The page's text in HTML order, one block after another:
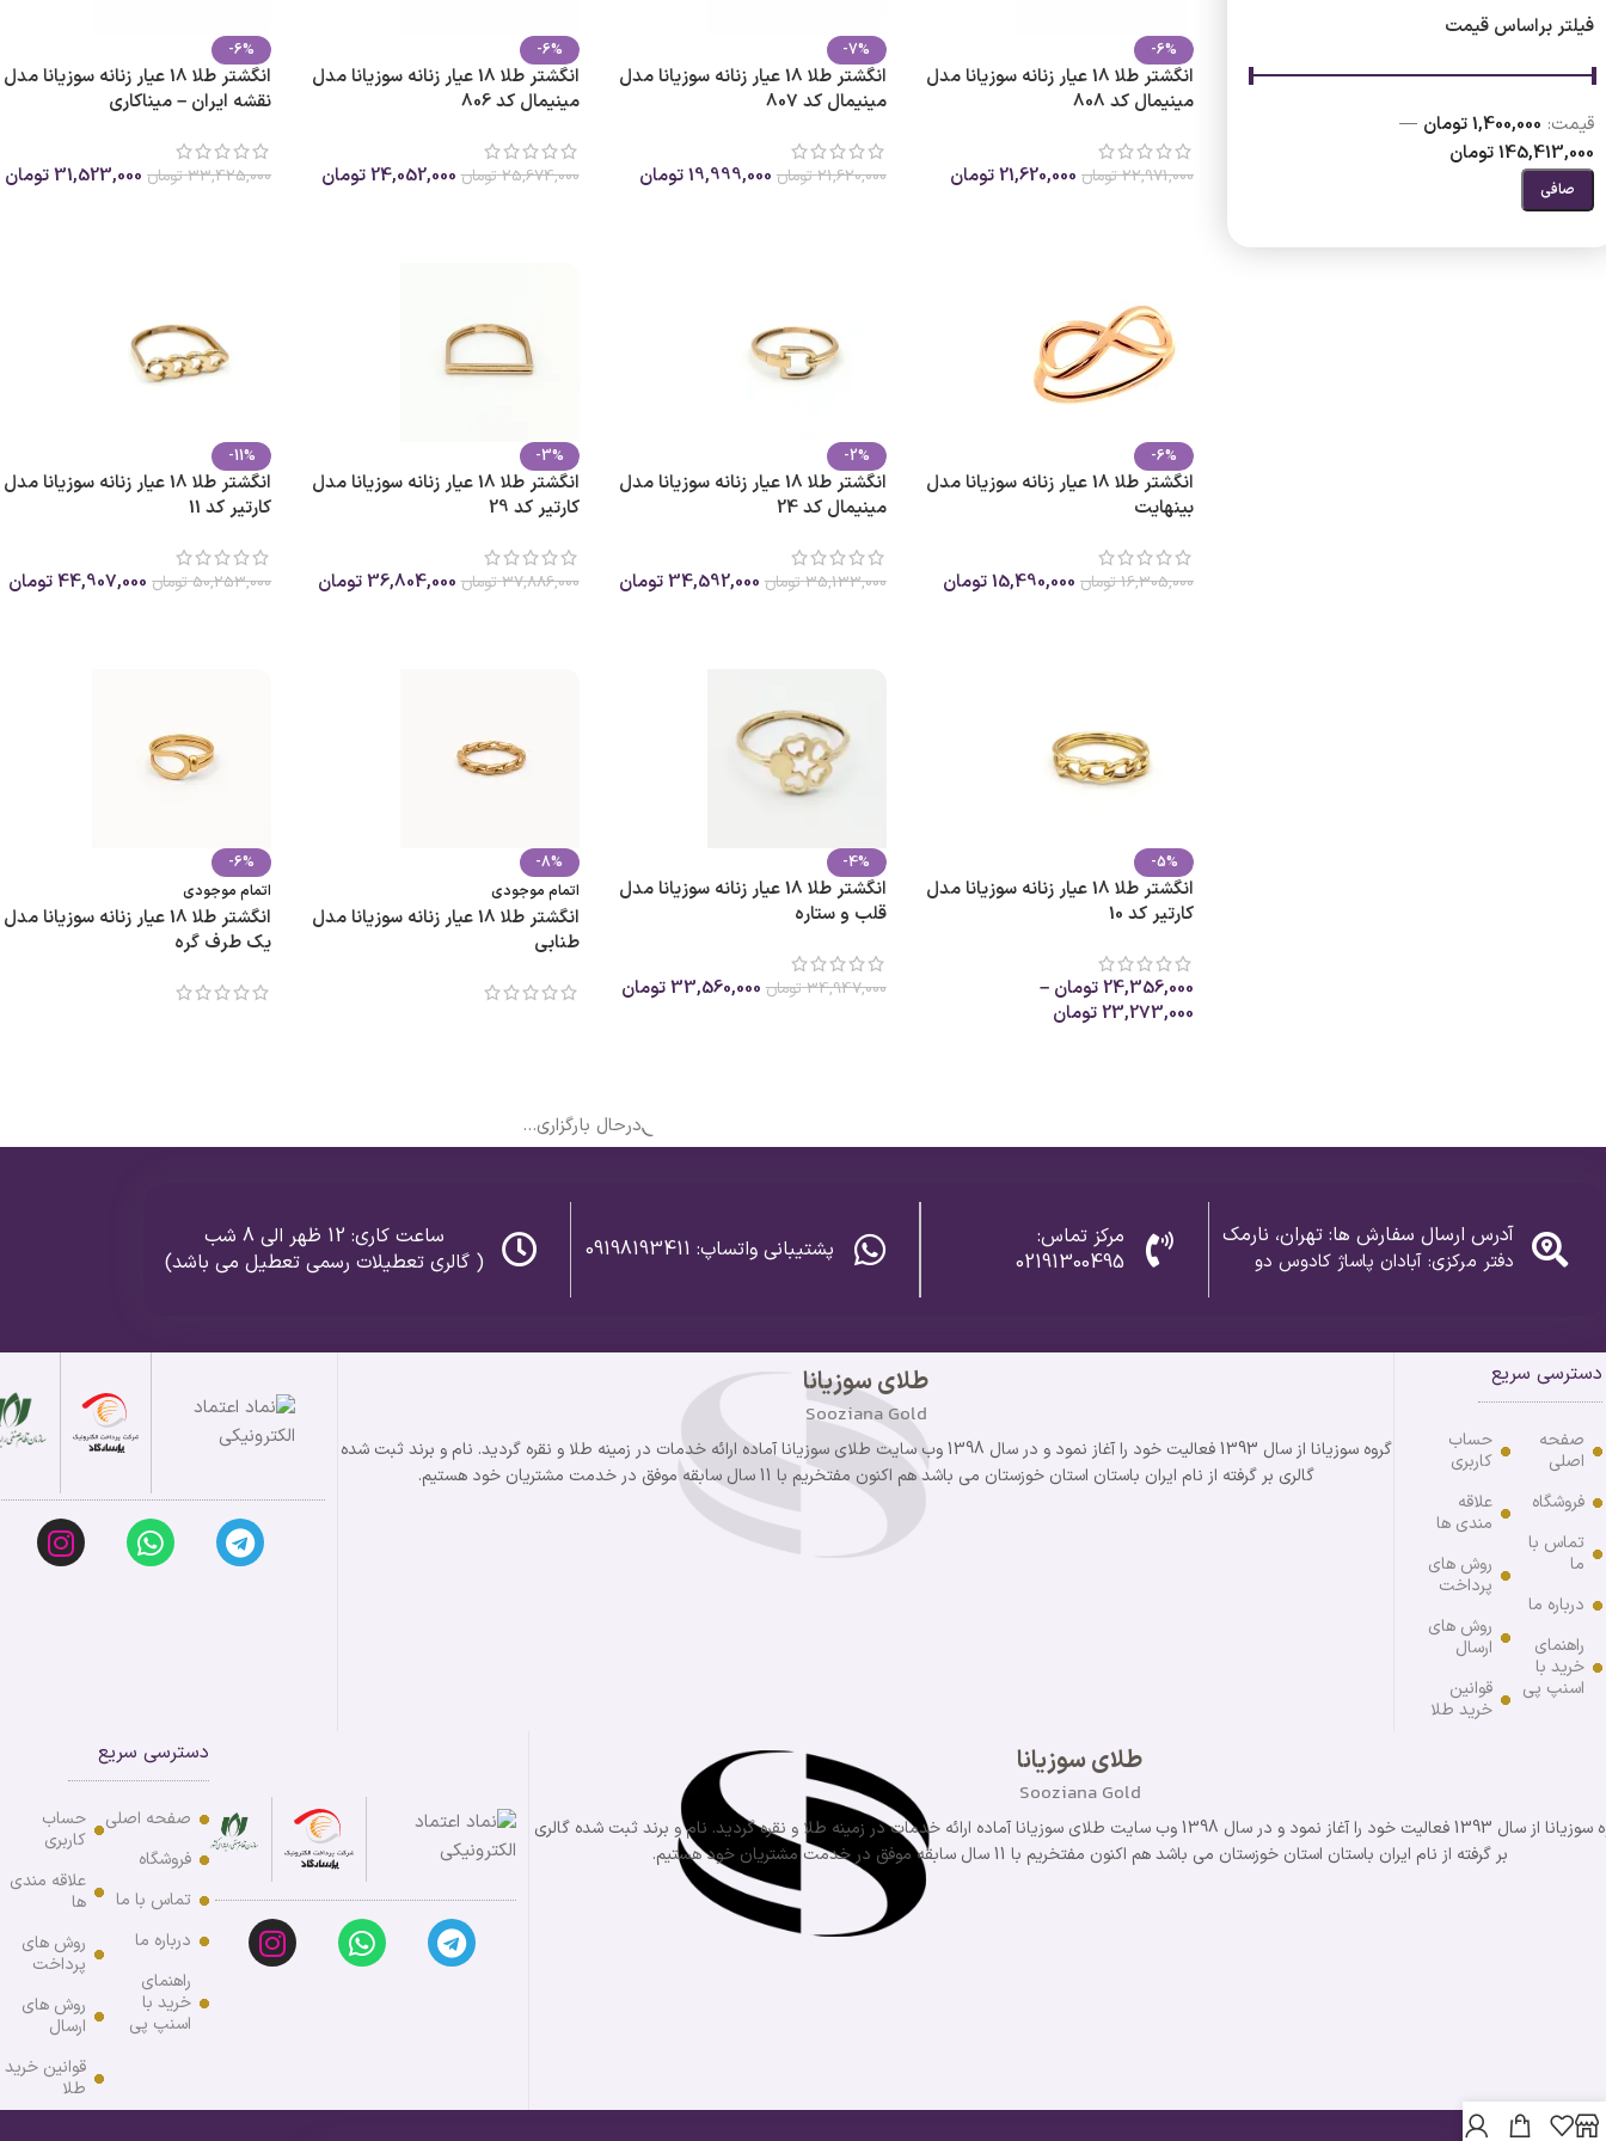
فیلتر براساس قیمت
صافی
قيمت: 1,400,000 تومان
—
145,413,000 تومان
-6%
انگشتر طلا 18 عیار زنانه سوزیانا مدل
مینیمال کد 808
22,971,000تومان 21,620,000تومان
-7%
انگشتر طلا 18 عیار زنانه سوزیانا مدل
مینیمال کد 807
21,620,000تومان 19,999,000تومان
-6%
انگشتر طلا 18 عیار زنانه سوزیانا مدل
مینیمال کد 806
25,674,000تومان 24,052,000تومان
-6%
انگشتر طلا 18 عیار زنانه سوزیانا مدل
نقشه ایران – میناکاری
33,425,000تومان 31,523,000تومان
-6%
انگشتر طلا 18 عیار زنانه سوزیانا مدل
بینهایت
16,305,000تومان 15,490,000تومان
-2%
انگشتر طلا 18 عیار زنانه سوزیانا مدل
مینیمال کد 24
35,133,000تومان 34,592,000تومان
-3%
انگشتر طلا 18 عیار زنانه سوزیانا مدل
کارتیر کد 29
37,886,000تومان 36,804,000تومان
-11%
انگشتر طلا 18 عیار زنانه سوزیانا مدل
کارتیر کد 11
50,253,000تومان 44,907,000تومان
-5%
انگشتر طلا 18 عیار زنانه سوزیانا مدل
کارتیر کد 10
24,356,000تومان –
23,273,000تومان
-4%
انگشتر طلا 18 عیار زنانه سوزیانا مدل
قلب و ستاره
34,947,000تومان 33,560,000تومان
-8%
اتمام موجودی
انگشتر طلا 18 عیار زنانه سوزیانا مدل
طنابی
-6%
اتمام موجودی
انگشتر طلا 18 عیار زنانه سوزیانا مدل
یک طرف گره
درحال بارگزاری...
آدرس ارسال سفارش ها: تهران، نارمک
دفتر مرکزی: آبادان پاساژ کادوس دو
مرکز تماس:
02191300495
پشتیبانی واتساپ: 09198193411
ساعت کاری: 12 ظهر الی 8 شب
( گالری تعطیلات رسمی تعطیل می باشد)
دسترسی سریع
صفحه
اصلی
فروشگاه
تماس با
ما
درباره ما
راهنمای
خرید با
اسنپ پی
حساب
کاربری
علاقه
مندی ها
روش های
پرداخت
روش های
ارسال
قوانین
خرید طلا
طلای سوزیانا
Sooziana Gold
گروه سوزیانا از سال 1393 فعالیت خود را آغاز نمود و در سال 1398 وب سایت طلای سوزیانا آماده ارائه خدمات در زمینه طلا و نقره گردید. نام و برند ثبت شده
گالری بر گرفته از نام ایران باستان استان خوزستان می باشد هم اکنون مفتخریم با 11 سال سابقه موفق در خدمت مشتریان خود هستیم.
طلای سوزیانا
Sooziana Gold
گروه سوزیانا از سال 1393 فعالیت خود را آغاز نمود و در سال 1398 وب سایت طلای سوزیانا آماده ارائه خدمات در زمینه طلا و نقره گردید. نام و برند ثبت شده گالری
بر گرفته از نام ایران باستان استان خوزستان می باشد هم اکنون مفتخریم با 11 سال سابقه موفق در خدمت مشتریان خود هستیم.
دسترسی سریع
صفحه اصلی
فروشگاه
تماس با ما
درباره ما
راهنمای
خرید با
اسنپ پی
حساب
کاربری
علاقه مندی
ها
روش های
پرداخت
روش های
ارسال
قوانین خرید
طلا